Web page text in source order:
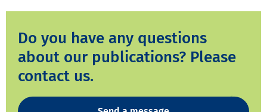
Do you have any questions
about our publications? Please
contact us.